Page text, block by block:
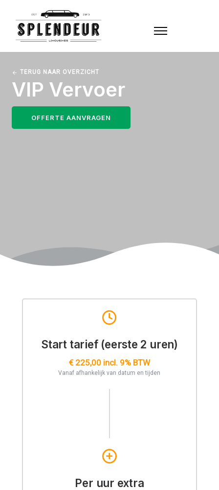
TERUG NAAR OVERZICHT
VIP Vervoer
OFFERTE AANVRAGEN
Start tarief (eerste 2 uren)
€ 225,00 incl. 9% BTW
Vanaf afhankelijk van datum en tijden
Per uur extra